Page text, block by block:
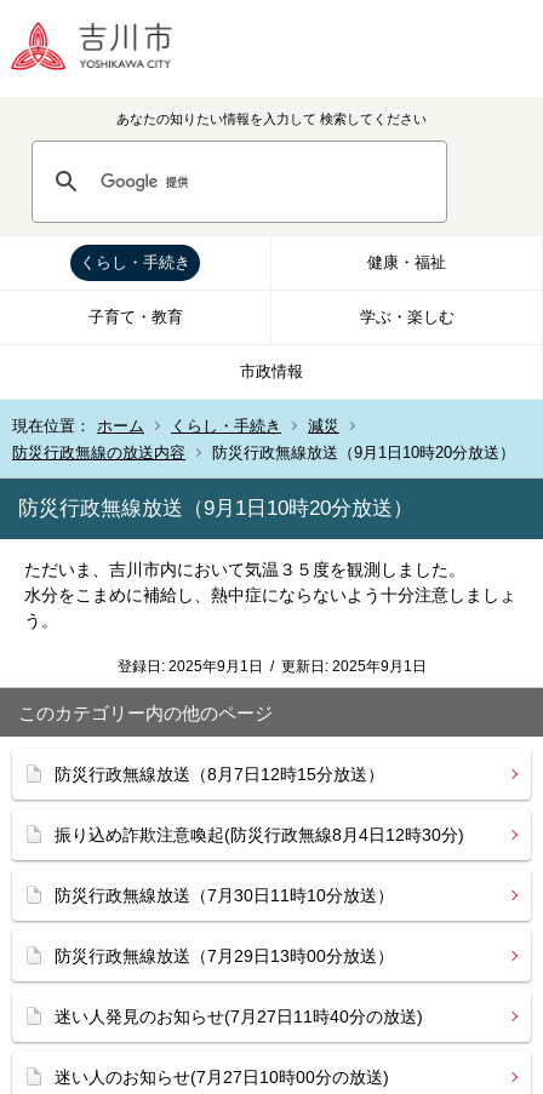
あなたの知りたい情報を入力して 検索してください
くらし・手続き 健康・福祉
子育て・教育 学ぶ・楽しむ
市政情報
現在位置： ホーム くらし・手続き
減災
防災行政無線の放送内容
防災行政無線放送（9月1日10時20分放送）
防災行政無線放送（9月1日10時20分放送）
ただいま、吉川市内において気温３５度を観測しました。
水分をこまめに補給し、熱中症にならないよう十分注意しましょ
う。
登録日: 2025年9月1日 / 更新日: 2025年9月1日
このカテゴリー内の他のページ
防災行政無線放送（8月7日12時15分放送）
振り込め詐欺注意喚起(防災行政無線8月4日12時30分)
防災行政無線放送（7月30日11時10分放送）
防災行政無線放送（7月29日13時00分放送）
迷い人発見のお知らせ(7月27日11時40分の放送)
迷い人のお知らせ(7月27日10時00分の放送)